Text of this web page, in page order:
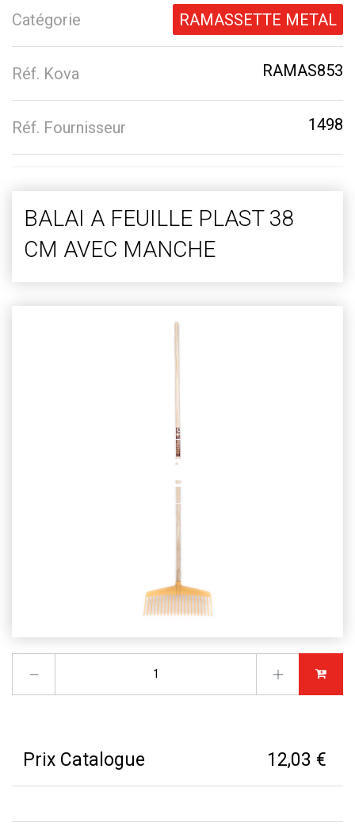
Catégorie RAMASSETTE METAL
Réf. Kova RAMAS853
Réf. Fournisseur 1498
BALAI A FEUILLE PLAST 38
CM AVEC MANCHE
Prix Catalogue 12,03 €